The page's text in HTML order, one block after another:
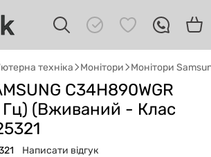
техніка Монітори Монітори
C34H890WGR
Гц) (Вживаний - Клас
Написати відгук
техніки
Gazik AI — допоможу
комп'ютерну техніку.